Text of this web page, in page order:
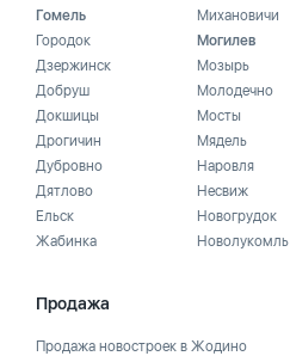
Гомель
Городок
Дзержинск
Добруш
Докшицы
Дрогичин
Дубровно
Дятлово
Ельск
Жабинка
Михановичи
Могилев
Мозырь
Молодечно
Мосты
Мядель
Наровля
Несвиж
Новогрудок
Новолукомль
Продажа
Продажа новостроек в Жодино